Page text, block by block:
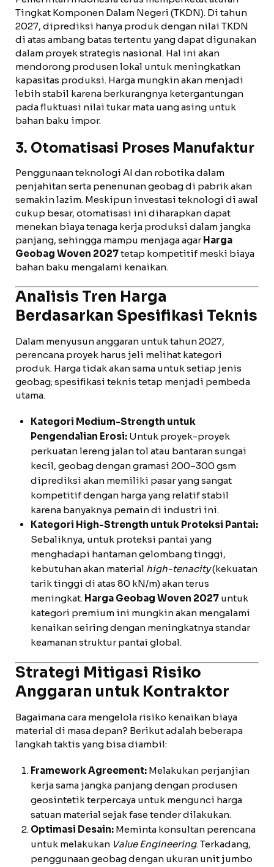
Tingkat Komponen Dalam Negeri (TKDN). Di tahun
2027, diprediksi hanya produk dengan nilai TKDN
di atas ambang batas tertentu yang dapat digunakan
dalam proyek strategis nasional. Hal ini akan
mendorong produsen lokal untuk meningkatkan
kapasitas produksi. Harga mungkin akan menjadi
lebih stabil karena berkurangnya ketergantungan
pada fluktuasi nilai tukar mata uang asing untuk
bahan baku impor.
3. Otomatisasi Proses Manufaktur
Penggunaan teknologi AI dan robotika dalam
penjahitan serta penenunan geobag di pabrik akan
semakin lazim. Meskipun investasi teknologi di awal
cukup besar, otomatisasi ini diharapkan dapat
menekan biaya tenaga kerja produksi dalam jangka
panjang, sehingga mampu menjaga agarHarga
Geobag Woven 2027tetap kompetitif meski biaya
bahan baku mengalami kenaikan.
Analisis Tren Harga
Berdasarkan Spesifikasi Teknis
Dalam menyusun anggaran untuk tahun 2027,
perencana proyek harus jeli melihat kategori
produk. Harga tidak akan sama untuk setiap jenis
geobag; spesifikasi teknis tetap menjadi pembeda
utama.
Kategori Medium-Strength untuk
Pengendalian Erosi: Untuk proyek-proyek
perkuatan lereng jalan tol atau bantaran sungai
kecil, geobag dengan gramasi 200–300 gsm
diprediksi akan memiliki pasar yang sangat
kompetitif dengan harga yang relatif stabil
karena banyaknya pemain di industri ini.
Kategori High-Strength untuk Proteksi Pantai:
Sebaliknya, untuk proteksi pantai yang
menghadapi hantaman gelombang tinggi,
kebutuhan akan material high-tenacity(kekuatan
tarik tinggi di atas 80 kN/m) akan terus
meningkat. Harga Geobag Woven 2027 untuk
kategori premium ini mungkin akan mengalami
kenaikan seiring dengan meningkatnya standar
keamanan struktur pantai global.
Strategi Mitigasi Risiko
Anggaran untuk Kontraktor
Bagaimana cara mengelola risiko kenaikan biaya
material di masa depan? Berikut adalah beberapa
langkah taktis yang bisa diambil:
Framework Agreement: Melakukan perjanjian
kerja sama jangka panjang dengan produsen
geosintetik terpercaya untuk mengunci harga
satuan material sejak fase tender dilakukan.
Optimasi Desain: Meminta konsultan perencana
untuk melakukan Value Engineering. Terkadang,
penggunaan geobag dengan ukuran unit jumbo